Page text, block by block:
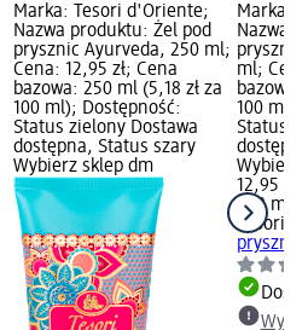
Marka: Tesori d'Oriente;
Nazwa produktu: Żel pod
prysznic Ayurveda, 250 ml;
Cena: 12,95 zł; Cena
bazowa: 250 ml (5,18 zł za
100 ml); Dostępność:
Status zielony Dostawa
dostępna, Status szary
Wybierz sklep dm
Marka:
Nazwa
ml;
bazowa:
100 ml);
Status
Wybierz
12,95 zł
250 ml
Tesori